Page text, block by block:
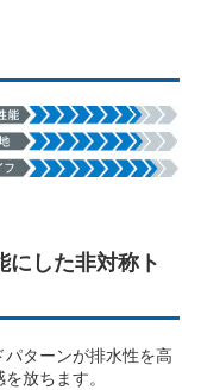
した非対称ト
ターンが排水性を高
放ちます。